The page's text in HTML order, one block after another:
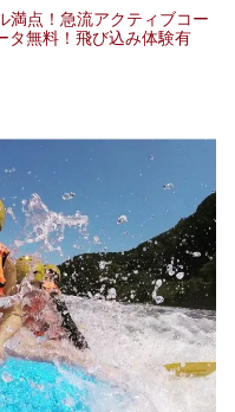
のでしょうか。実は現在は「地
瀧日和」として営業を再開し
満点！急流アクティブコー
タ無料！飛び込み体験有